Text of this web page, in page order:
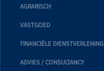
AGRARISCH
VASTGOED
FINANCIËLE DIENSTVERLENING
ADVIES / CONSULTANCY